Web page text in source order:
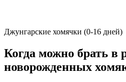
Джунгарские хомячки (0-16 дней)
Когда можно брать в
новорожденных